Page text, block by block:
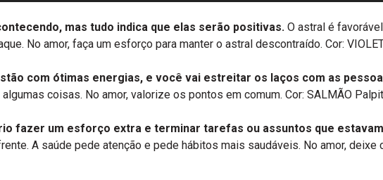
mas tudo indica que elas serão positivas. O astral é
No amor, faça um esforço para manter o astral descontraído. Cor:
com ótimas energias, e você vai estreitar os laços com as
coisas. No amor, valorize os pontos em comum. Cor: SALMÃO
fazer um esforço extra e terminar tarefas ou assuntos que
A saúde pede atenção e pede hábitos mais saudáveis. No amor, deixe